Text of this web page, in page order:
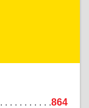
864
пр-кт, дом №